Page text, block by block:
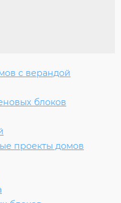
с верандой
блоков
проекты домов